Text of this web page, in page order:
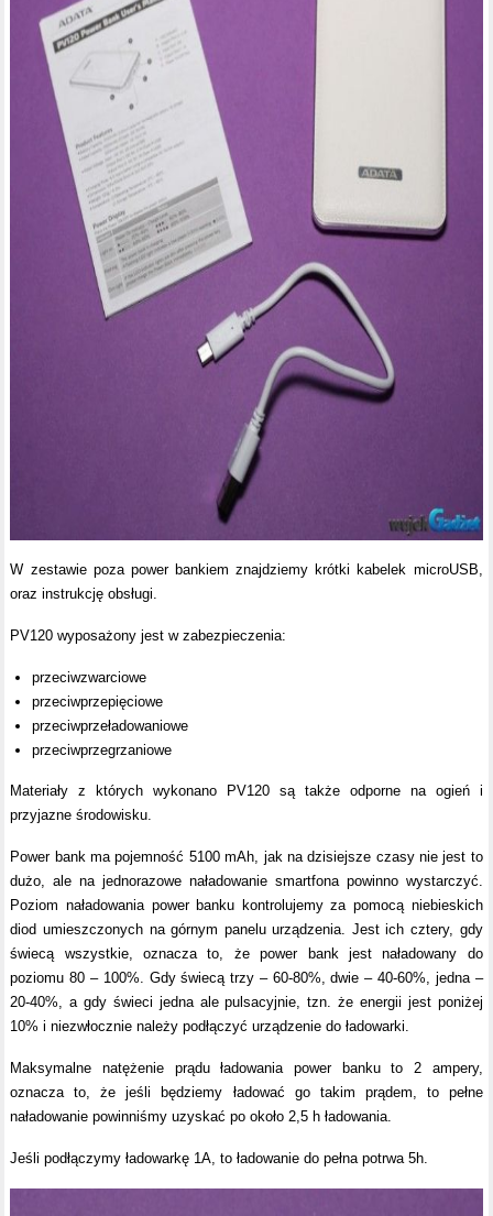
W zestawie poza power bankiem znajdziemy krótki kabelek microUSB,
oraz instrukcję obsługi.
PV120 wyposażony jest w zabezpieczenia:
przeciwzwarciowe
przeciwprzepięciowe
przeciwprzeładowaniowe
przeciwprzegrzaniowe
Materiały z których wykonano PV120 są także odporne na ogień i
przyjazne środowisku.
Power bank ma pojemność 5100 mAh, jak na dzisiejsze czasy nie jest to
dużo, ale na jednorazowe naładowanie smartfona powinno wystarczyć.
Poziom naładowania power banku kontrolujemy za pomocą niebieskich
diod umieszczonych na górnym panelu urządzenia. Jest ich cztery, gdy
świecą wszystkie, oznacza to, że power bank jest naładowany do
poziomu 80 – 100%. Gdy świecą trzy – 60-80%, dwie – 40-60%, jedna –
20-40%, a gdy świeci jedna ale pulsacyjnie, tzn. że energii jest poniżej
10% i niezwłocznie należy podłączyć urządzenie do ładowarki.
Maksymalne natężenie prądu ładowania power banku to 2 ampery,
oznacza to, że jeśli będziemy ładować go takim prądem, to pełne
naładowanie powinniśmy uzyskać po około 2,5 h ładowania.
Jeśli podłączymy ładowarkę 1A, to ładowanie do pełna potrwa 5h.